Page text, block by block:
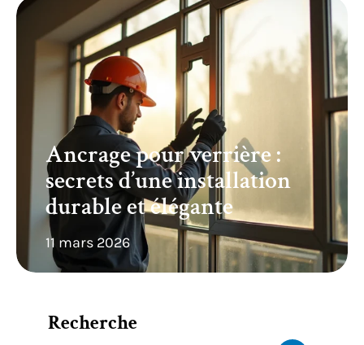
Ancrage pour verrière :
secrets d’une installation
durable et élégante
11 mars 2026
Recherche